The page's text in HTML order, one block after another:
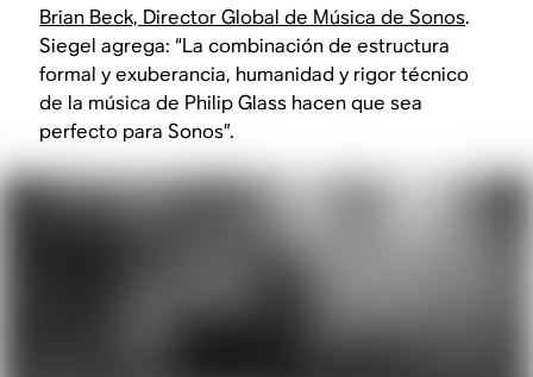
Brian Beck, Director Global de Música de Sonos.
Siegel agrega: “La combinación de estructura
formal y exuberancia, humanidad y rigor técnico
de la música de Philip Glass hacen que sea
perfecto para Sonos”.